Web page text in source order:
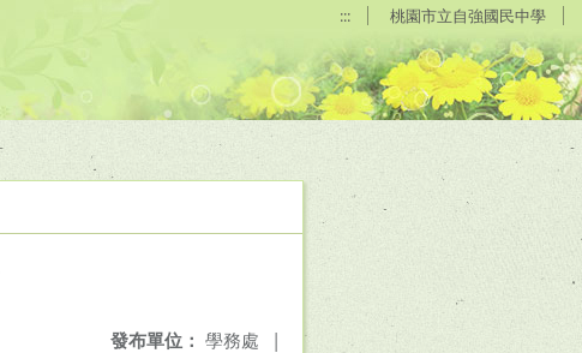
::: 桃園市立自強國民中學
發布單位： 學務處 |